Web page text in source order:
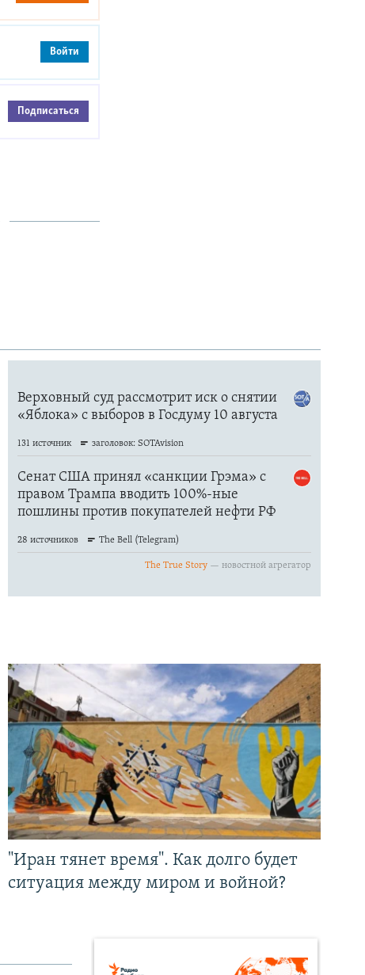
Войти
Подписаться
"Иран тянет время". Как долго будет
ситуация между миром и войной?